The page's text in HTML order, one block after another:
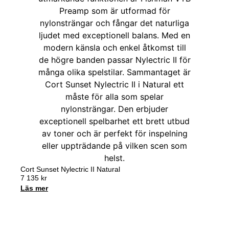
Cort Sunset Nylectric II Natural
7 135 kr
Läs mer